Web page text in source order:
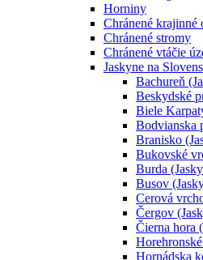
Horniny
Chránené krajinné
Chránené stromy
Chránené vtáčie
Jaskyne na
Bachureň
Beskydské
Biele
Bodvianska
Branisko
Bukovské
Burda
Busov
Cerová
Čergov
Čierna hora
Hornádska